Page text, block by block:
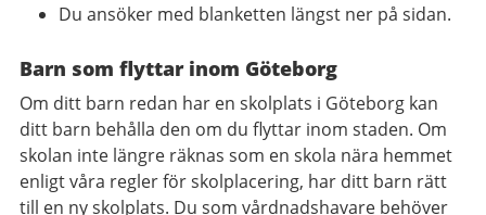
Du ansöker med blanketten längst ner på sidan.
Barn som flyttar inom Göteborg
Om ditt barn redan har en skolplats i Göteborg kan
ditt barn behålla den om du flyttar inom staden. Om
skolan inte längre räknas som en skola nära hemmet
enligt våra regler för skolplacering, har ditt barn rätt
till en ny skolplats. Du som vårdnadshavare behöver